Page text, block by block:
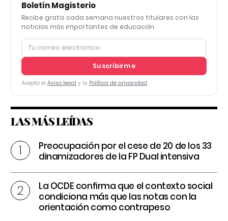
Boletín Magisterio
Recibe gratis cada semana nuestros titulares con las
noticias más importantes de educación
Suscribirme
Acepto el Aviso legal y la Política de privacidad
LAS MÁS LEÍDAS
Preocupación por el cese de 20 de los 33
dinamizadores de la FP Dual intensiva
La OCDE confirma que el contexto social
condiciona más que las notas con la
orientación como contrapeso